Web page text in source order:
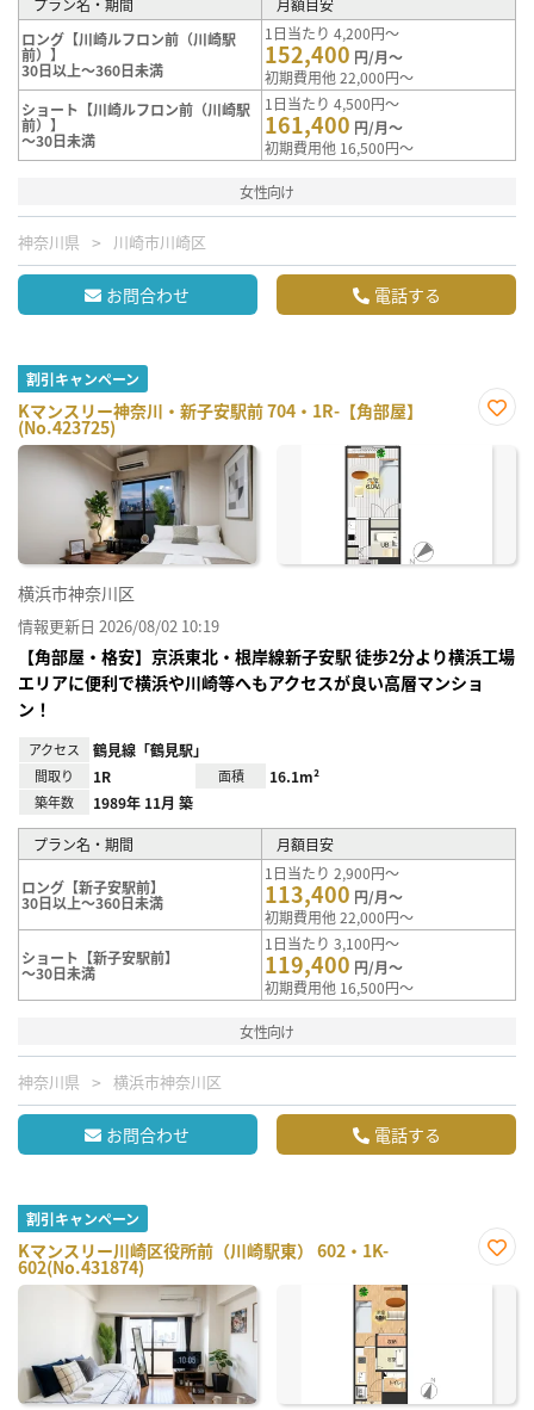
プラン名・期間
月額目安
ロング【川崎ルフロン前（川崎駅
前）】
30日以上～360日未満
1日当たり 4,200円～
152,400 円/月～
初期費用他 22,000円～
ショート【川崎ルフロン前（川崎駅
前）】
～30日未満
1日当たり 4,500円～
161,400 円/月～
初期費用他 16,500円～
女性向け
神奈川県 川崎市川崎区
お問合わせ 電話する
割引キャンペーン
Kマンスリー神奈川・新子安駅前 704・1R-【角部屋】
(No.423725)
に入
横浜市神奈川区
情報更新日 2026/08/02 10:19
【角部屋・格安】京浜東北・根岸線新子安駅 徒歩2分より横浜工場
エリアに便利で横浜や川崎等へもアクセスが良い高層マンショ
ン！
アクセス 鶴見線「鶴見駅」
間取り 1R 面積 16.1m²
築年数 1989年 11月 築
プラン名・期間 月額目安
ロング【新子安駅前】
30日以上～360日未満
1日当たり 2,900円～
113,400 円/月～
初期費用他 22,000円～
ショート【新子安駅前】
～30日未満
1日当たり 3,100円～
119,400 円/月～
初期費用他 16,500円～
女性向け
神奈川県 横浜市神奈川区
お問合わせ 電話する
割引キャンペーン
Kマンスリー川崎区役所前（川崎駅東） 602・1K-
602(No.431874)
に入